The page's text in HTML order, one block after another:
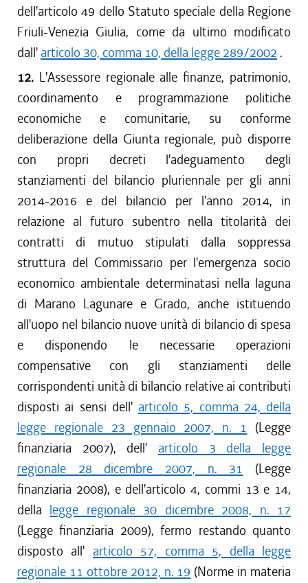
dell'articolo 49 dello Statuto speciale della Regione
Friuli-Venezia Giulia, come da ultimo modificato
dall' articolo 30, comma 10, della legge 289/2002 .
12. L'Assessore regionale alle finanze, patrimonio,
coordinamento e programmazione politiche
economiche e comunitarie, su conforme
deliberazione della Giunta regionale, può disporre
con propri decreti l'adeguamento degli
stanziamenti del bilancio pluriennale per gli anni
2014-2016 e del bilancio per l'anno 2014, in
relazione al futuro subentro nella titolarità dei
contratti di mutuo stipulati dalla soppressa
struttura del Commissario per l'emergenza socio
economico ambientale determinatasi nella laguna
di Marano Lagunare e Grado, anche istituendo
all'uopo nel bilancio nuove unità di bilancio di spesa
e disponendo le necessarie operazioni
compensative con gli stanziamenti delle
corrispondenti unità di bilancio relative ai contributi
disposti ai sensi dell' articolo 5, comma 24, della
legge regionale 23 gennaio 2007, n. 1 (Legge
finanziaria 2007), dell' articolo 3 della legge
regionale 28 dicembre 2007, n. 31 (Legge
finanziaria 2008), e dell'articolo 4, commi 13 e 14,
della legge regionale 30 dicembre 2008, n. 17
(Legge finanziaria 2009), fermo restando quanto
disposto all' articolo 57, comma 5, della legge
regionale 11 ottobre 2012, n. 19 (Norme in materia